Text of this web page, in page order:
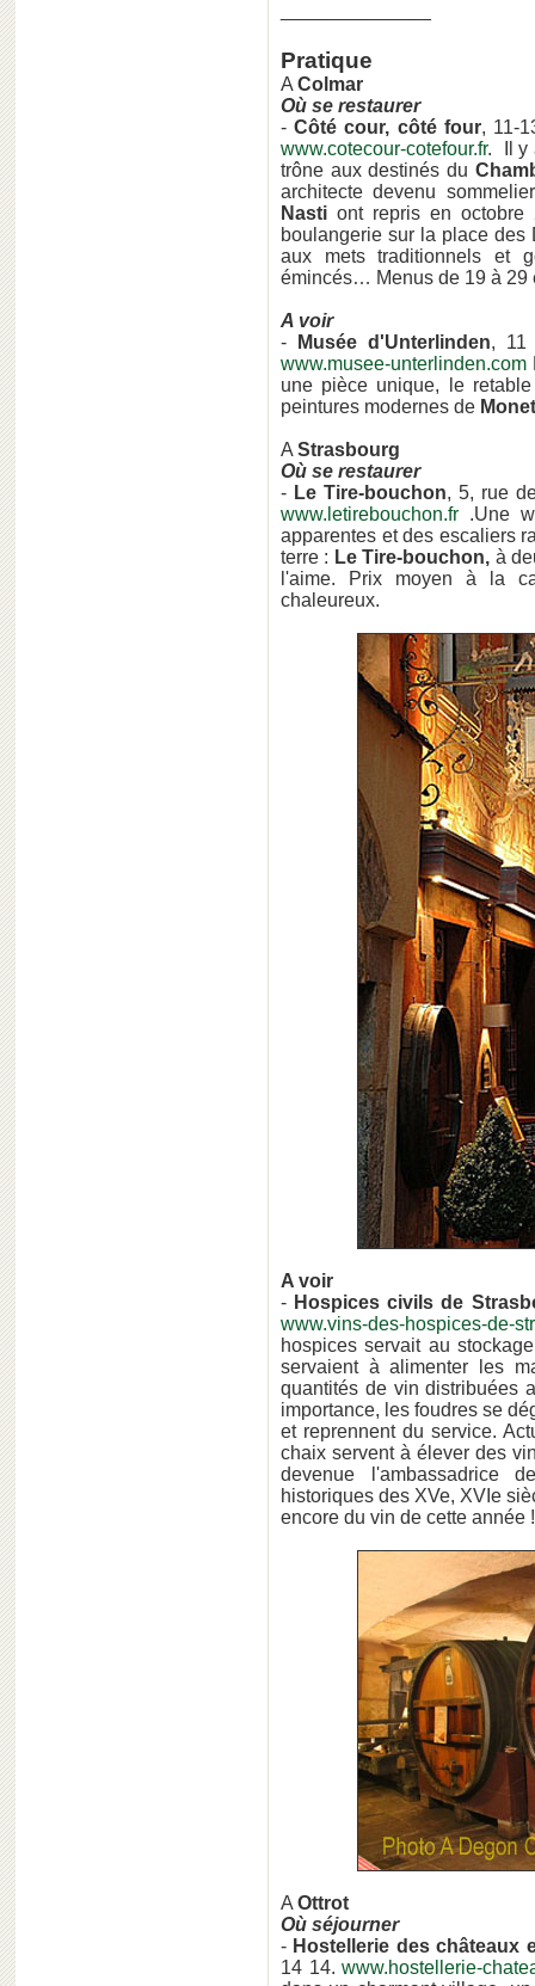
Pratique
A Colmar
Où se restaurer
-Côté cour, côté four, 11-
www.cotecour-cotefour.fr. Il y
trône aux destinés du
architecte devenu
Nasti ont repris en
boulangerie sur la place
aux mets traditionnels et
émincés… Menus de 19 à 29
A voir
-
Musée d'Unterlinden, 11
www.musee-unterlinden.com
une pièce unique, le
peintures modernes de
A Strasbourg
Où se restaurer
- Le Tire-bouchon, 5, rue
www.letirebouchon.fr .Une
apparentes et des escaliers
terre : Le Tire-bouchon, à
l'aime. Prix moyen à la
chaleureux.
A voir
- Hospices civils de
www.vins-des-hospices-de-
hospices servait au
servaient à alimenter les
quantités de vin distribuées
importance, les foudres se
et reprennent du service.
chaix servent à élever des
devenue l'ambassadrice
historiques des XVe, XVIe
encore du vin de cette année
A Ottrot
Où séjourner
- Hostellerie des châteaux
14 14.www.hostellerie-